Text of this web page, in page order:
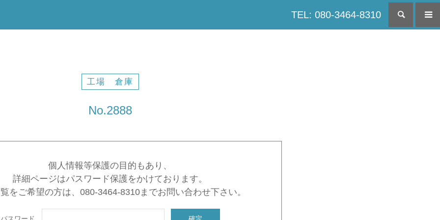
TEL: 080-3464-8310 検索
工場 倉庫
No.2888
個人情報等保護の目的もあり、
詳細ページはパスワード保護をかけております。
をご希望の方は、080-3464-8310までお問い合わせ下さい。